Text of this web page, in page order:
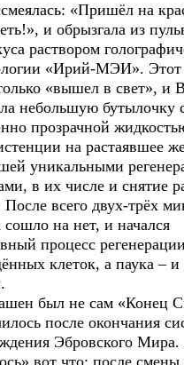
«Пришёл на
и обрызгала из
раствором
«Ирий-МЭИ». Этот
«вышел в свет», и
небольшую бутылочку
прозрачной
на растаявшее
уникальными
в их числе и снятие
После всего двух-трёх
сошло на нет, и начался
процесс регенерации
клеток, а паука – и
был не сам «Конец
после окончания
Эбровского
вот что: после смены